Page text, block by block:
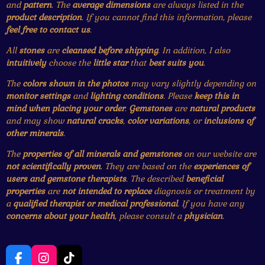
andpattern. The average dimensionsare always listed in the
product description. If you cannot find this information, please
feel free to contact us.
Allstonesare cleansed before shipping. In addition, I also
intuitivelychoose the little starthat best suits you.
The colors shown in the photosmay vary slightly depending on
monitor settingsandlighting conditions. Pleasekeep this in
mind when placing your order. Gemstonesarenatural products
and may shownatural cracks, color variations, orinclusions of
other minerals.
The properties of all minerals and gemstoneson our website are
not scientifically proven. They are based on the experiences of
users and gemstone therapists. The describedbeneficial
propertiesarenot intended to replacediagnosis or treatment by
a qualified therapist or medical professional. If you have any
concerns about your health, please consult a physician.
F
I
T